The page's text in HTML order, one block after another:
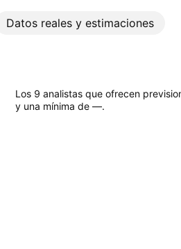
Datos reales y estimaciones
Los 9 analistas que ofrecen
y una mínima de —.